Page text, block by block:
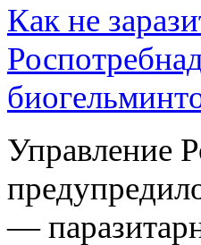
Как не
Управление
—